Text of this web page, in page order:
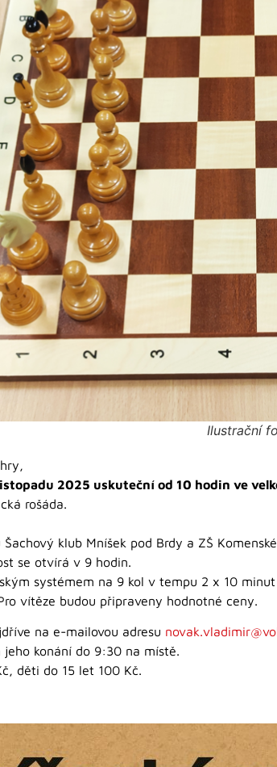
Ilustrační
2025 uskuteční od 10 hodin ve
rošáda.
klub Mníšek pod Brdy a ZŠ
se otvírá v 9 hodin.
systémem na 9 kol v tempu 2 x 10
vítěze budou připraveny hodnotné ceny.
na e-mailovou adresu
konání do 9:30 na místě.
děti do 15 let 100 Kč.